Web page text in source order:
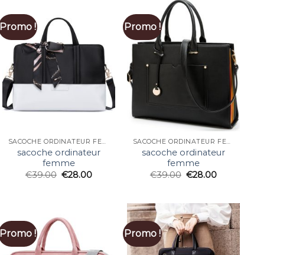
Promo !
SACOCHE ORDINATEUR FEMME
sacoche ordinateur
femme
€39.00 €28.00
Promo !
SACOCHE ORDINATEUR FEMME
sacoche ordinateur
femme
€39.00 €28.00
Promo ! Promo !